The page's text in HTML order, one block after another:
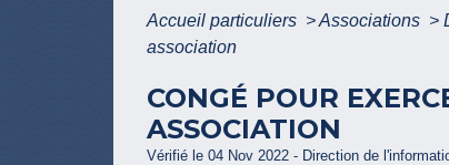
Accueil particuliers >Associations >
association
CONGÉ POUR
ASSOCIATION
Vérifié le 04 Nov 2022 - Direction de